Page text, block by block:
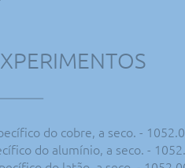
do cobre, a seco. -
do alumínio, a seco. -